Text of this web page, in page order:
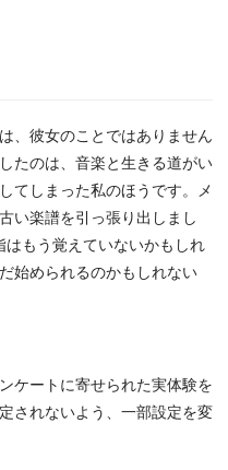
、彼女のことではありません
たのは、音楽と生きる道がい
てしまった私のほうです。メ
い楽譜を引っ張り出しまし
はもう覚えていないかもしれ
始められるのかもしれない
ケートに寄せられた実体験を
されないよう、一部設定を変